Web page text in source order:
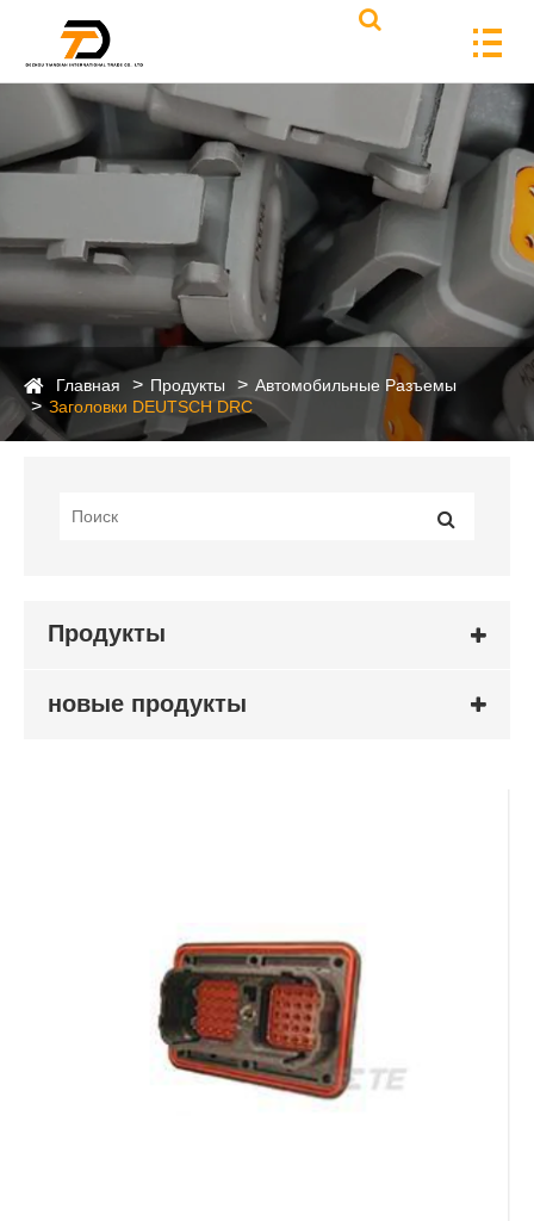
Главная Продукты
Автомобильные Разъемы
Заголовки DEUTSCH DRC
Продукты
новые продукты